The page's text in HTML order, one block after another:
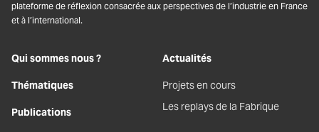
plateforme de réflexion consacrée aux perspectives de l’industrie en France
et à l’international.
Qui sommes nous ?
Thématiques
Publications
Actualités
Projets en cours
Les replays de la Fabrique